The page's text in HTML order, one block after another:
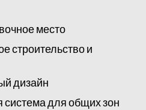
место
строительство и
дизайн
система для общих зон